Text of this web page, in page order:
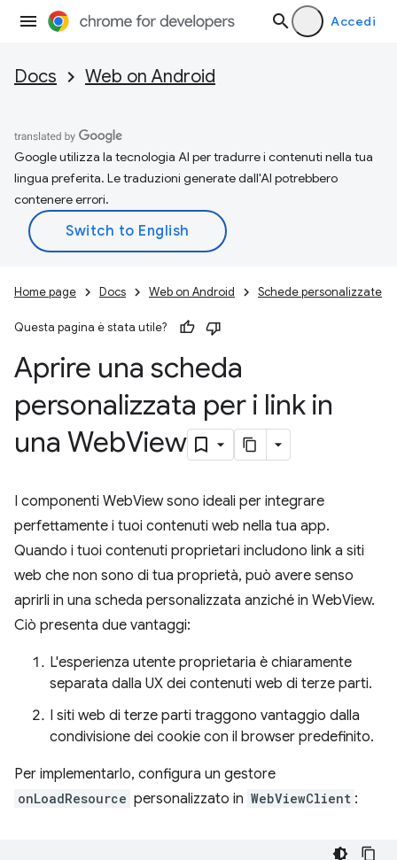
Accedi
Docs Web on Android
Google utilizza la tecnologia AI per tradurre i contenuti nella tua
lingua preferita. Le traduzioni generate dall'AI potrebbero
contenere errori.
Home page Docs Web on Android Schede personalizzate
Questa pagina è stata utile?
Aprire una scheda
personalizzata per i link in
una WebView
I componenti WebView sono ideali per integrare
perfettamente i tuoi contenuti web nella tua app.
Quando i tuoi contenuti proprietari includono link a siti
web che non sono di tua proprietà, può avere senso
aprirli in una scheda personalizzata anziché in WebView.
Ciò presenta due vantaggi:
L'esperienza utente proprietaria è chiaramente
separata dalla UX dei contenuti web di terze parti.
I siti web di terze parti traggono vantaggio dalla
condivisione dei cookie con il browser predefinito.
Per implementarlo, configura un gestore
onLoadResource personalizzato in WebViewClient :